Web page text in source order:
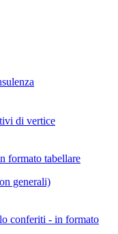
di vertice
formato tabellare
generali)
conferiti - in formato